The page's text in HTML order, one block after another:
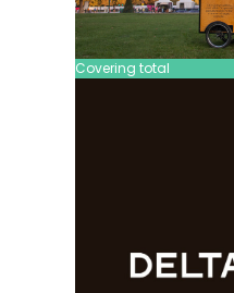
Covering total